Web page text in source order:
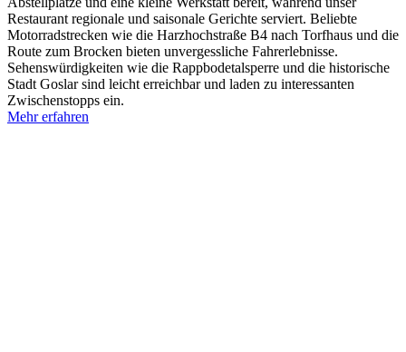
Restaurant regionale und saisonale Gerichte serviert. Beliebte
Motorradstrecken wie die Harzhochstraße B4 nach Torfhaus und die
Route zum Brocken bieten unvergessliche Fahrerlebnisse.
Sehenswürdigkeiten wie die Rappbodetalsperre und die historische
Stadt Goslar sind leicht erreichbar und laden zu interessanten
Zwischenstopps ein.
Mehr erfahren